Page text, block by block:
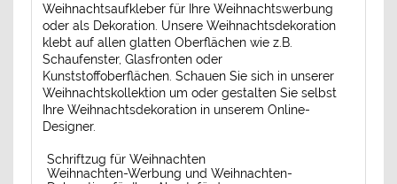
Weihnachtsaufkleber für Ihre Weihnachtswerbung
oder als Dekoration. Unsere Weihnachtsdekoration
klebt auf allen glatten Oberflächen wie z.B.
Schaufenster, Glasfronten oder
Kunststoffoberflächen. Schauen Sie sich in unserer
Weihnachtskollektion um oder gestalten Sie selbst
Ihre Weihnachtsdekoration in unserem Online-
Designer.
Schriftzug für Weihnachten
Weihnachten-Werbung und Weihnachten-